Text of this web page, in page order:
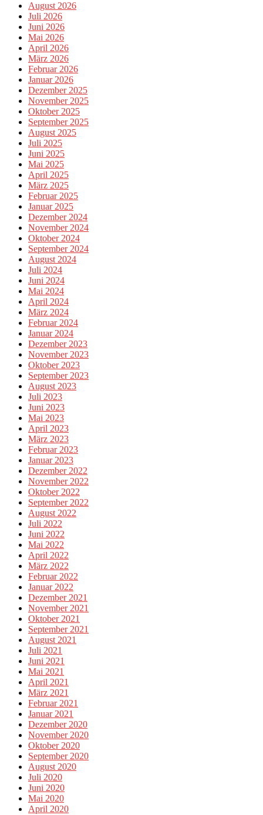
August 2026
Juli 2026
Juni 2026
Mai 2026
April 2026
März 2026
Februar 2026
Januar 2026
Dezember 2025
November 2025
Oktober 2025
September 2025
August 2025
Juli 2025
Juni 2025
Mai 2025
April 2025
März 2025
Februar 2025
Januar 2025
Dezember 2024
November 2024
Oktober 2024
September 2024
August 2024
Juli 2024
Juni 2024
Mai 2024
April 2024
März 2024
Februar 2024
Januar 2024
Dezember 2023
November 2023
Oktober 2023
September 2023
August 2023
Juli 2023
Juni 2023
Mai 2023
April 2023
März 2023
Februar 2023
Januar 2023
Dezember 2022
November 2022
Oktober 2022
September 2022
August 2022
Juli 2022
Juni 2022
Mai 2022
April 2022
März 2022
Februar 2022
Januar 2022
Dezember 2021
November 2021
Oktober 2021
September 2021
August 2021
Juli 2021
Juni 2021
Mai 2021
April 2021
März 2021
Februar 2021
Januar 2021
Dezember 2020
November 2020
Oktober 2020
September 2020
August 2020
Juli 2020
Juni 2020
Mai 2020
April 2020